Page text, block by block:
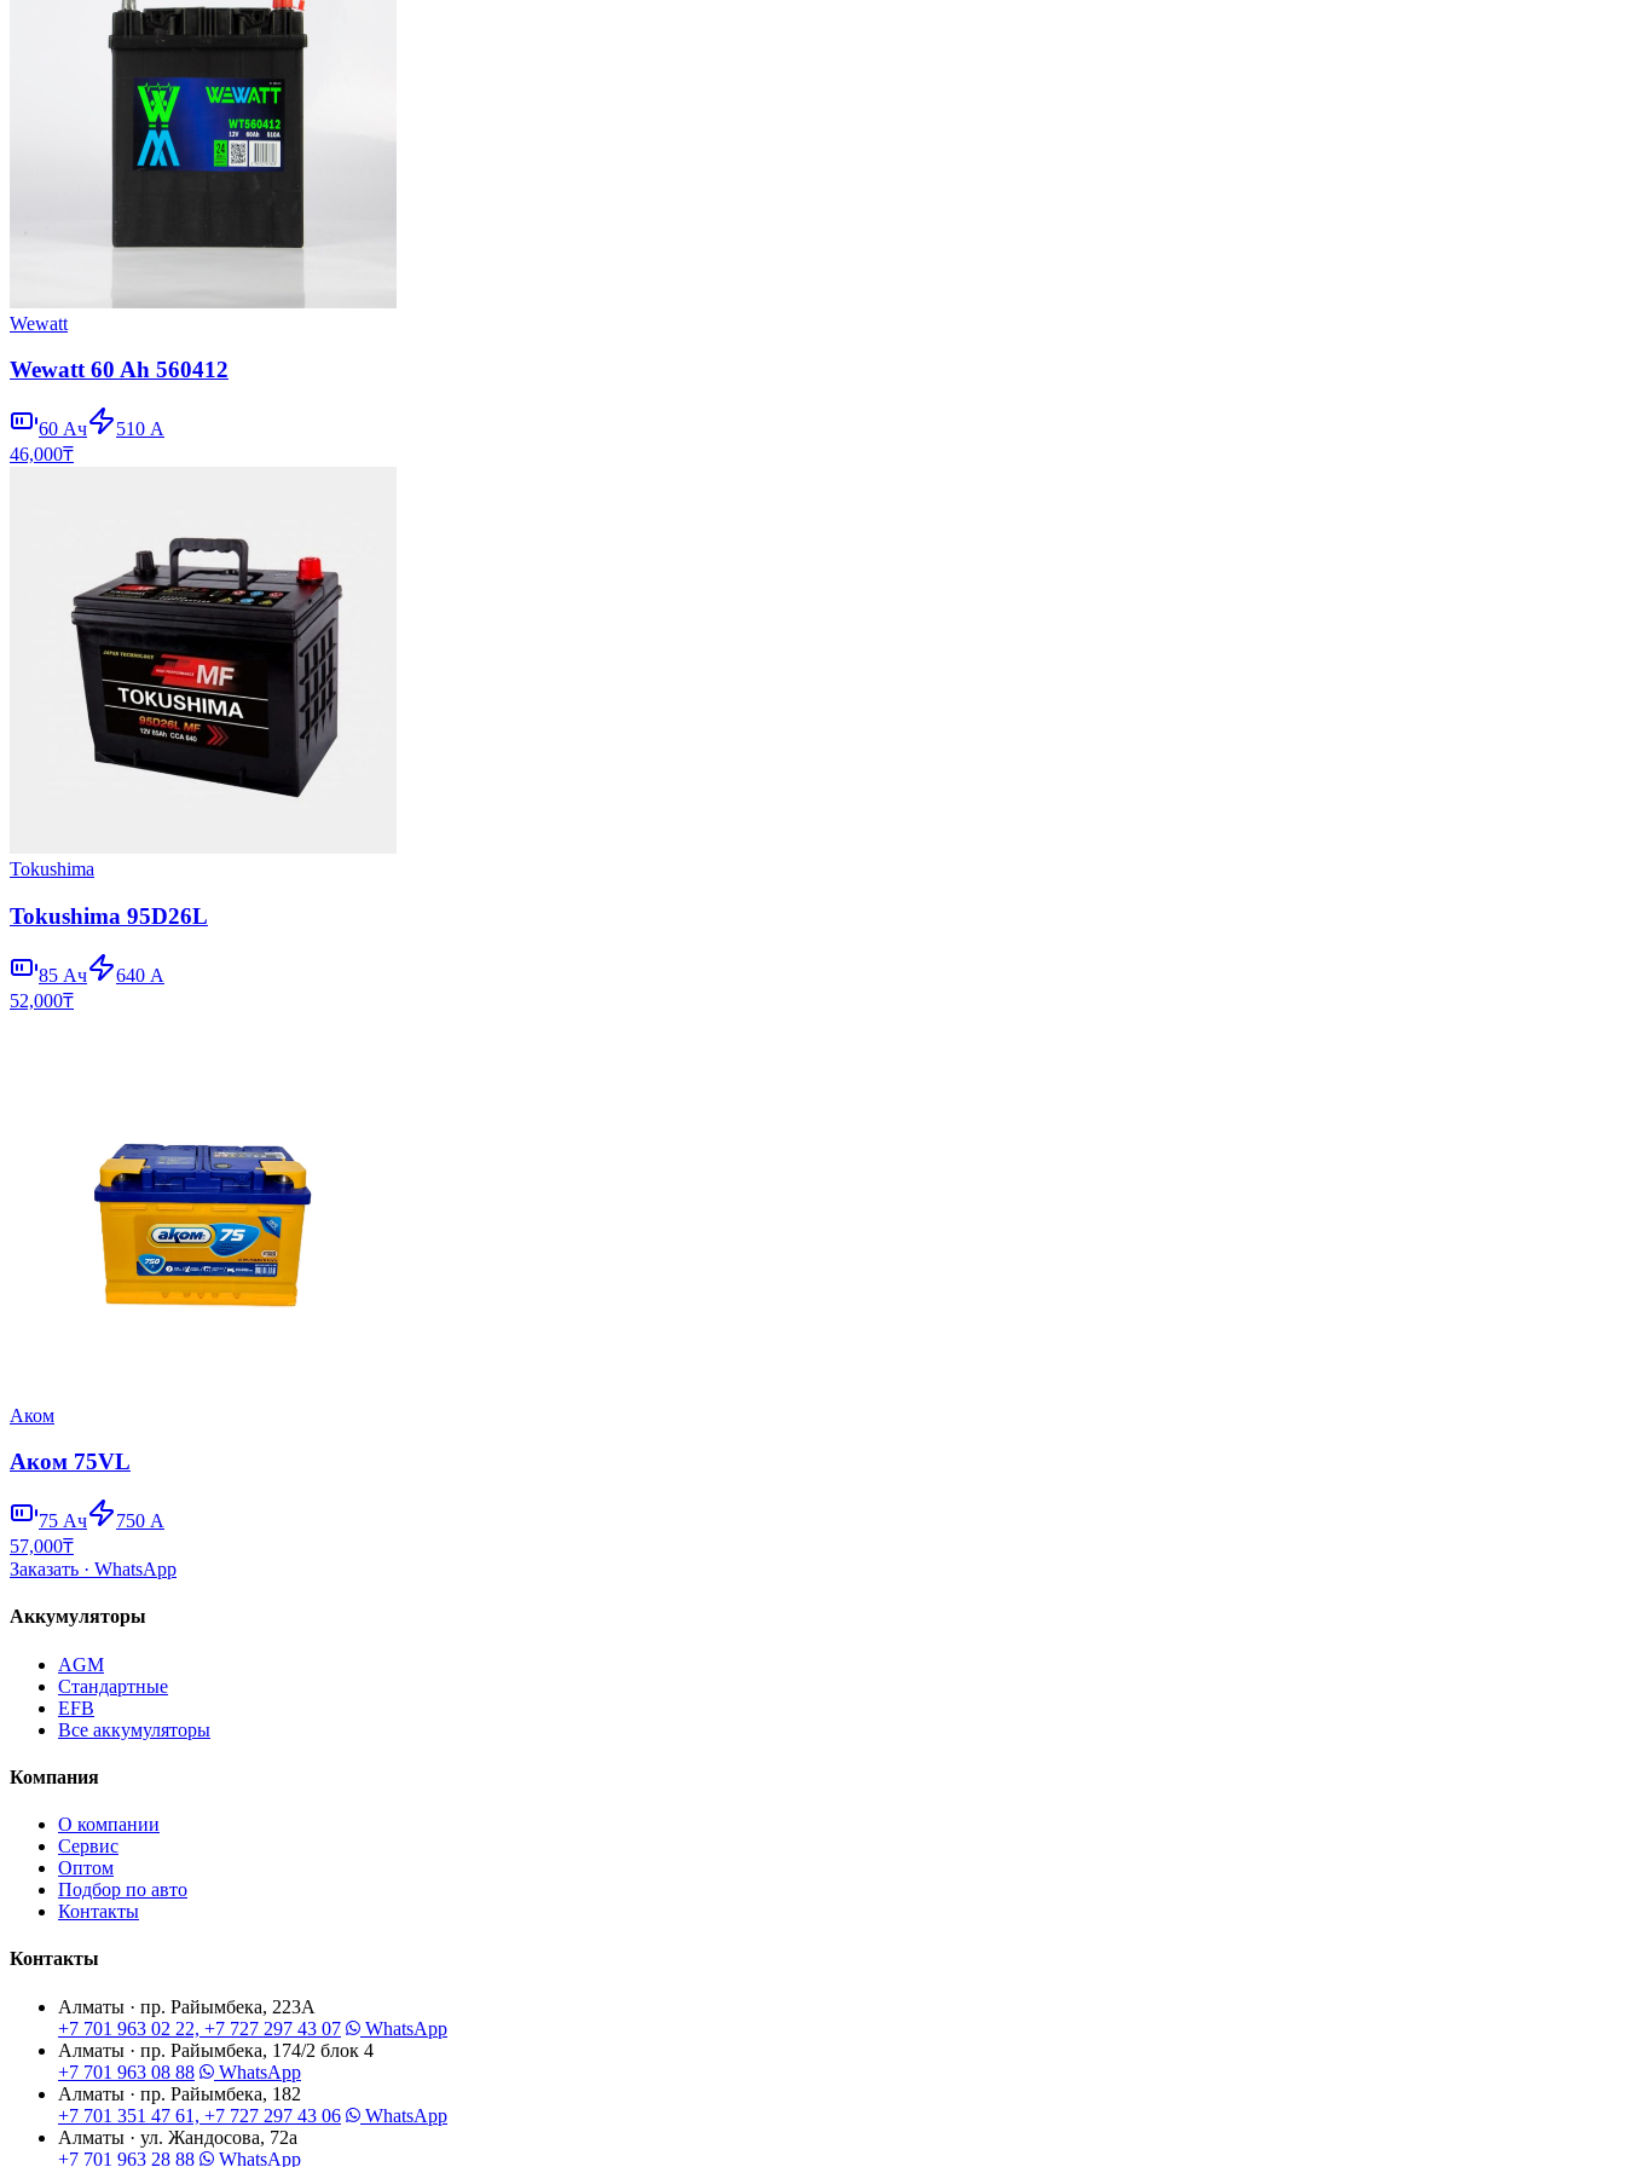
Wewatt
Wewatt 60 Ah 560412
60 Ач 510 А
46,000₸
Tokushima
Tokushima 95D26L
85 Ач 640 А
52,000₸
Аком
Аком 75VL
75 Ач 750 А
57,000₸
Заказать · WhatsApp
Аккумуляторы
AGM
Стандартные
EFB
Все аккумуляторы
Компания
О компании
Сервис
Оптом
Подбор по авто
Контакты
Контакты
Алматы · пр. Райымбека, 223А
+7 701 963 02 22, +7 727 297 43 07
WhatsApp
Алматы · пр. Райымбека, 174/2 блок 4
+7 701 963 08 88
WhatsApp
Алматы · пр. Райымбека, 182
+7 701 351 47 61, +7 727 297 43 06
WhatsApp
Алматы · ул. Жандосова, 72а
+7 701 963 28 88
WhatsApp